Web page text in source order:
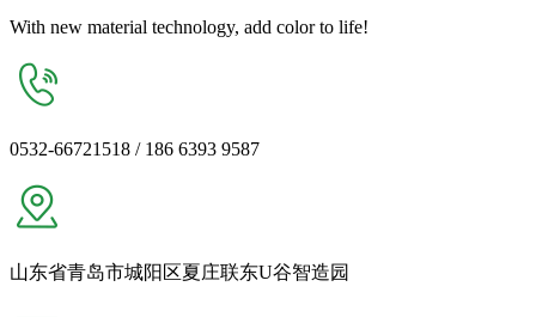
With new material technology, add color to life!
0532-66721518 / 186 6393 9587
山东省青岛市城阳区夏庄联东U谷智造园